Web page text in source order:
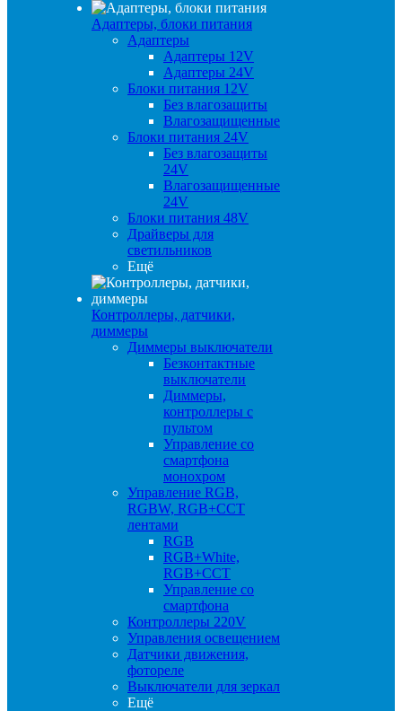
Адаптеры, блоки питания
Адаптеры
Адаптеры 12V
Адаптеры 24V
Блоки питания 12V
Без влагозащиты
Влагозащищенные
Блоки питания 24V
Без влагозащиты
24V
Влагозащищенные
24V
Блоки питания 48V
Драйверы для
светильников
Ещё
Контроллеры, датчики,
диммеры
Диммеры выключатели
Безконтактные
выключатели
Диммеры,
контроллеры с
пультом
Управление со
смартфона
монохром
Управление RGB,
RGBW, RGB+CCT
лентами
RGB
RGB+White,
RGB+CCT
Управление со
смартфона
Контроллеры 220V
Управления освещением
Датчики движения,
фотореле
Выключатели для зеркал
Ещё